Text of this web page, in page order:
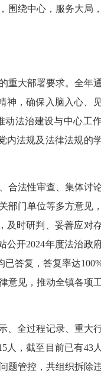
围绕中心，服务大局
重大部署要求。全年
神，确保入脑入心、
动法治建设与中心工
法规及法律法规的学
合法性审查、集体讨
部门单位等多方意见
及时研判、妥善应对
公开2024年度法治政
已答复，答复率达
意见，推动全镇各项
、全过程记录、重大
人，截至目前已有43
题管控，共组织拆除